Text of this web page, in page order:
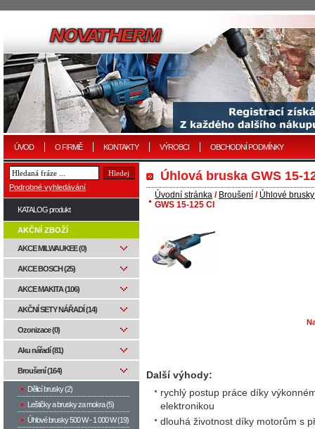
ÚVOD O FIRMĚ KONTAKTY VÝROBCI OBCHODNÍ PODMÍNKY
Úhlová bruska GWS 15-
Úvodní stránka / Broušení / Úhlové
GWS 15-125 CI
Další výhody:
rychlý postup práce díky
elektronikou
dlouhá životnost díky motorům s
Podrobné vyhledávání
KATALOG produkt
AKČNÍ ZBOŽÍ
AKCE MILWAUKEE (0)
AKCE BOSCH (25)
AKCE MAKITA (106)
AKČNÍ SETY NÁŘADÍ (14)
Ozonizace (0)
Aku nářadí (81)
Broušení (164)
Dělicí brusky (2)
Leštičky a brusky za mokra (5)
Úhlové brusky 500 W­ - 1 000 W (19)